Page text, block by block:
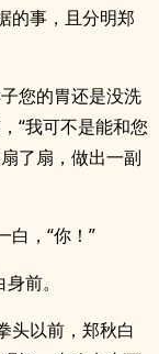
的事，且分明郑
您的胃还是没洗
“我可不是能和您
了扇，做出一副
白，“你！”
前。
头以前，郑秋白